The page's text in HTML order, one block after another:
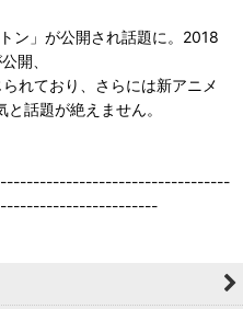
ン」が公開され話題に。2018
開、
れており、さらには新アニメ
話題が絶えません。